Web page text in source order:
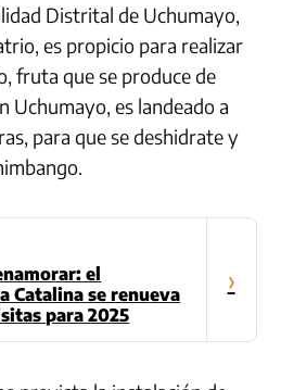
Distrital de Uchumayo,
es propicio para realizar
fruta que se produce de
Uchumayo, es landeado a
para que se deshidrate y
el
Catalina se renueva
para 2025
›